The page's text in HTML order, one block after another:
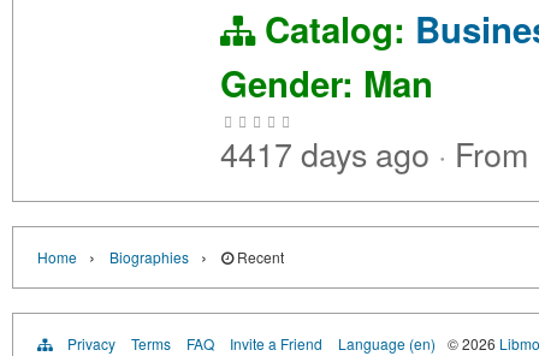
Catalog:
Gender: Man
4417 days ago · From
Home › Biographies › Recent
Privacy Terms FAQ Invite a Friend Language (en) © 2026